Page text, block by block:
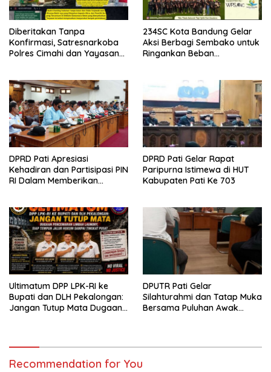
Diberitakan Tanpa
Konfirmasi, Satresnarkoba
Polres Cimahi dan Yayasan
234SC Kota Bandung Gelar
Aksi Berbagi Sembako untuk
Ringankan Beban
DPRD Pati Apresiasi
Kehadiran dan Partisipasi PIN
RI Dalam Memberikan
DPRD Pati Gelar Rapat
Paripurna Istimewa di HUT
Kabupaten Pati Ke 703
Ultimatum DPP LPK-RI ke
Bupati dan DLH Pekalongan:
Jangan Tutup Mata Dugaan
DPUTR Pati Gelar
Silahturahmi dan Tatap Muka
Bersama Puluhan Awak
Recommendation for You